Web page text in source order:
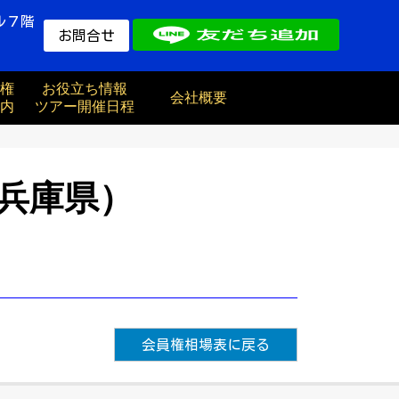
７階
お問合せ
お役立ち情報
ツアー開催日程
会社概要
庫県）
会員権相場表に戻る